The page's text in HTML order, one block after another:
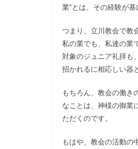
業”とは、その経験が基
つまり、立川教会で教
私の業でも、私達の業
対象のジュニア礼拝も
招かれるに相応しい器
もちろん、教会の働き
なことは、神様の御業
ただくのです。
もはや、教会の活動の